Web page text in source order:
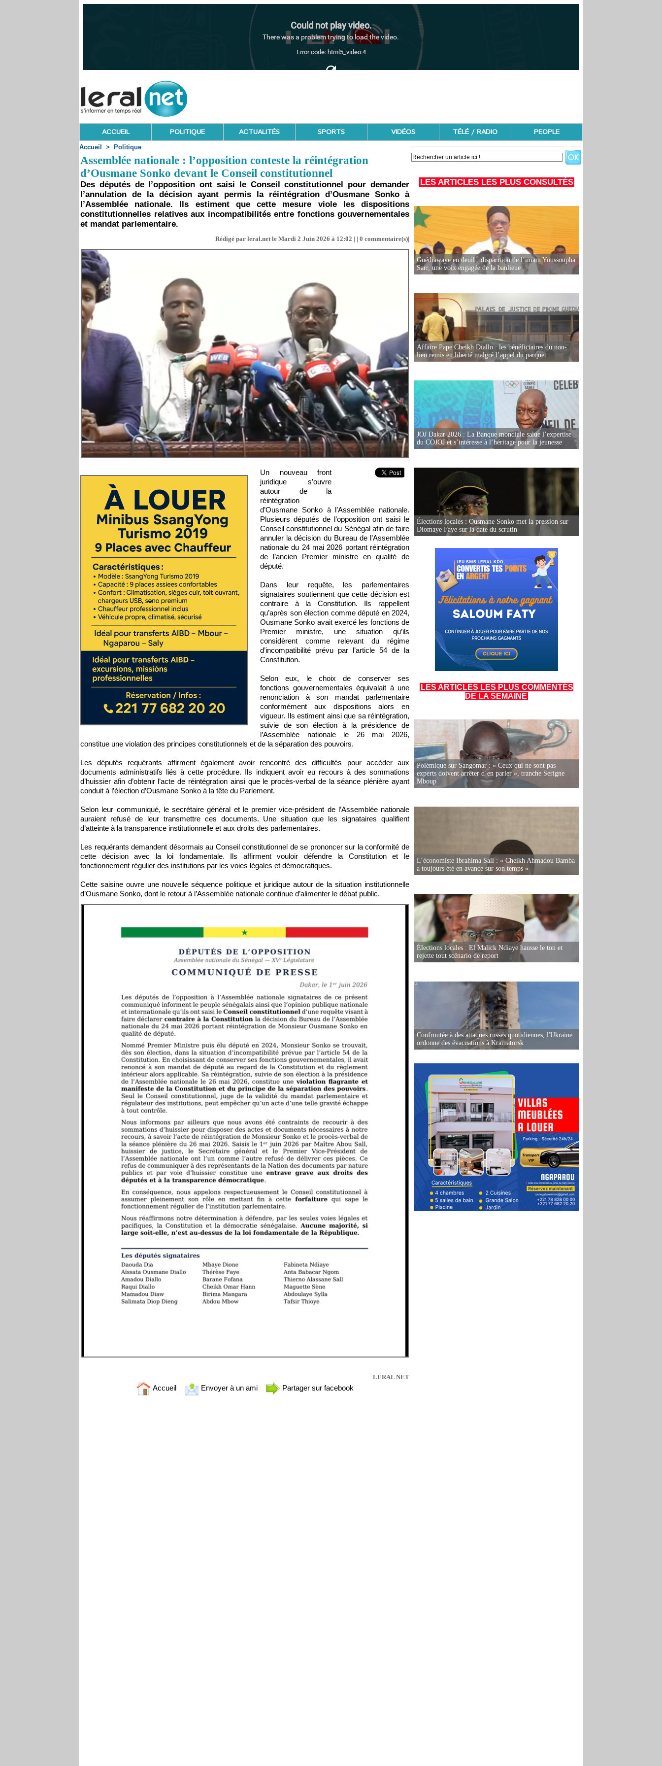
ACCUEIL POLITIQUE ACTUALITÉS SPORTS VIDÉOS TÉLÉ / RADIO PEOPLE
Accueil > Politique
Assemblée nationale : l’opposition conteste la réintégration
d’Ousmane Sonko devant le Conseil constitutionnel
Des députés de l’opposition ont saisi le Conseil constitutionnel pour demander
l’annulation de la décision ayant permis la réintégration d’Ousmane Sonko à
l’Assemblée nationale. Ils estiment que cette mesure viole les dispositions
constitutionnelles relatives aux incompatibilités entre fonctions gouvernementales
et mandat parlementaire.
Rédigé par leral.net le Mardi 2 Juin 2026 à 12:02 | | 0 commentaire(s)|
Un nouveau front
juridique s’ouvre
autour de la
réintégration
d’Ousmane Sonko à l’Assemblée nationale.
Plusieurs députés de l’opposition ont saisi le
Conseil constitutionnel du Sénégal afin de faire
annuler la décision du Bureau de l’Assemblée
nationale du 24 mai 2026 portant réintégration
de l’ancien Premier ministre en qualité de
député.
Dans leur requête, les parlementaires
signataires soutiennent que cette décision est
contraire à la Constitution. Ils rappellent
qu’après son élection comme député en 2024,
Ousmane Sonko avait exercé les fonctions de
Premier ministre, une situation qu’ils
considèrent comme relevant du régime
d’incompatibilité prévu par l’article 54 de la
Constitution.
Selon eux, le choix de conserver ses
fonctions gouvernementales équivalait à une
renonciation à son mandat parlementaire
conformément aux dispositions alors en
vigueur. Ils estiment ainsi que sa réintégration,
suivie de son élection à la présidence de
l’Assemblée nationale le 26 mai 2026,
constitue une violation des principes constitutionnels et de la séparation des pouvoirs.
Les députés requérants affirment également avoir rencontré des difficultés pour accéder aux
documents administratifs liés à cette procédure. Ils indiquent avoir eu recours à des sommations
d’huissier afin d’obtenir l’acte de réintégration ainsi que le procès-verbal de la séance plénière ayant
conduit à l’élection d’Ousmane Sonko à la tête du Parlement.
Selon leur communiqué, le secrétaire général et le premier vice-président de l’Assemblée nationale
auraient refusé de leur transmettre ces documents. Une situation que les signataires qualifient
d’atteinte à la transparence institutionnelle et aux droits des parlementaires.
Les requérants demandent désormais au Conseil constitutionnel de se prononcer sur la conformité de
cette décision avec la loi fondamentale. Ils affirment vouloir défendre la Constitution et le
fonctionnement régulier des institutions par les voies légales et démocratiques.
Cette saisine ouvre une nouvelle séquence politique et juridique autour de la situation institutionnelle
d’Ousmane Sonko, dont le retour à l’Assemblée nationale continue d’alimenter le débat public.
LERAL NET
Accueil Envoyer à un ami Partager sur facebook
LES ARTICLES LES PLUS CONSULTÉS
Guédiawaye en deuil : disparition de l’imam Youssoupha
Sarr, une voix engagée de la banlieue
Affaire Pape Cheikh Diallo : les bénéficiaires du non-
lieu remis en liberté malgré l’appel du parquet
JOJ Dakar 2026 : La Banque mondiale salue l’expertise
du COJOJ et s’intéresse à l’héritage pour la jeunesse
Élections locales : Ousmane Sonko met la pression sur
Diomaye Faye sur la date du scrutin
LES ARTICLES LES PLUS COMMENTÉS
DE LA SEMAINE
Polémique sur Sangomar : « Ceux qui ne sont pas
experts doivent arrêter d’en parler », tranche Serigne
Mboup
L’économiste Ibrahima Sall : « Cheikh Ahmadou Bamba
a toujours été en avance sur son temps »
Élections locales : El Malick Ndiaye hausse le ton et
rejette tout scénario de report
Confrontée à des attaques russes quotidiennes, l'Ukraine
ordonne des évacuations à Kramatorsk